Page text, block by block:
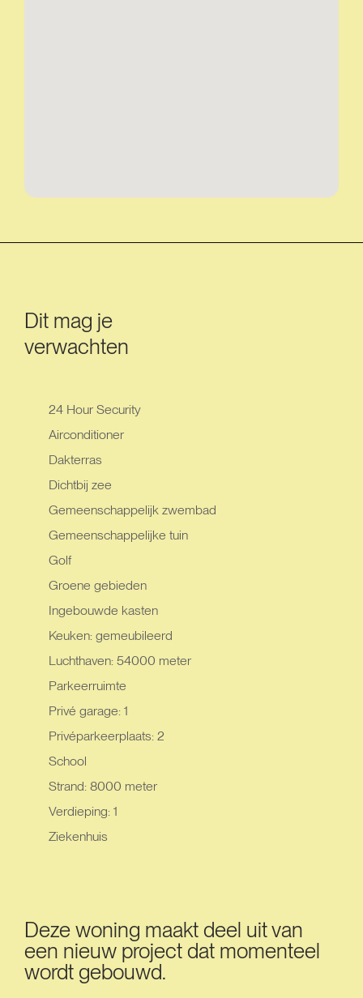
Dit mag je
verwachten
24 Hour Security
Airconditioner
Dakterras
Dichtbij zee
Gemeenschappelijk zwembad
Gemeenschappelijke tuin
Golf
Groene gebieden
Ingebouwde kasten
Keuken: gemeubileerd
Luchthaven: 54000 meter
Parkeerruimte
Privé garage: 1
Privéparkeerplaats: 2
School
Strand: 8000 meter
Verdieping: 1
Ziekenhuis
Deze woning maakt deel uit van
een nieuw project dat momenteel
wordt gebouwd.